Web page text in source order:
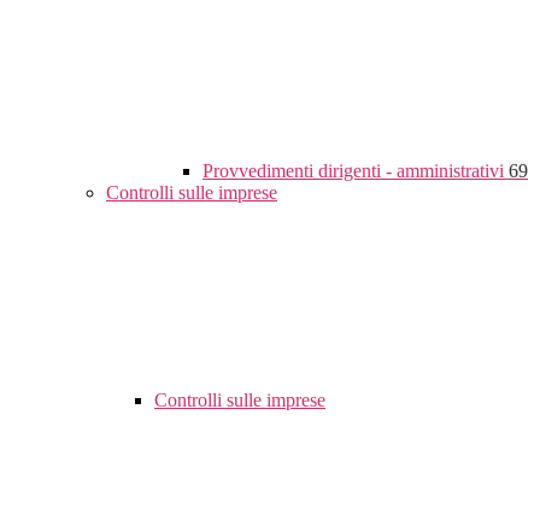
Provvedimenti dirigenti - amministrativi 69
Controlli sulle imprese
Controlli sulle imprese